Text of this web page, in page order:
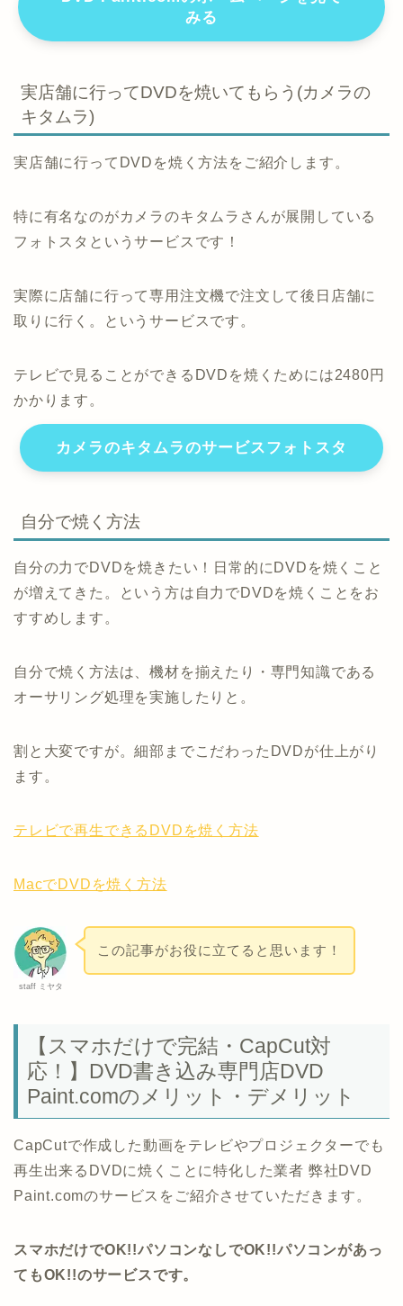
みる
実店舗に行ってDVDを焼いてもらう(カメラの
キタムラ)
実店舗に行ってDVDを焼く方法をご紹介します。
特に有名なのがカメラのキタムラさんが展開している
フォトスタというサービスです！
実際に店舗に行って専用注文機で注文して後日店舗に
取りに行く。というサービスです。
テレビで見ることができるDVDを焼くためには2480円
かかります。
カメラのキタムラのサービスフォトスタ
自分で焼く方法
自分の力でDVDを焼きたい！日常的にDVDを焼くこと
が増えてきた。という方は自力でDVDを焼くことをお
すすめします。
自分で焼く方法は、機材を揃えたり・専門知識である
オーサリング処理を実施したりと。
割と大変ですが。細部までこだわったDVDが仕上がり
ます。
テレビで再生できるDVDを焼く方法
MacでDVDを焼く方法
staff ミヤタ
この記事がお役に立てると思います！
【スマホだけで完結・CapCut対
応！】DVD書き込み専門店DVD
Paint.comのメリット・デメリット
CapCutで作成した動画をテレビやプロジェクターでも
再生出来るDVDに焼くことに特化した業者 弊社DVD
Paint.comのサービスをご紹介させていただきます。
スマホだけでOK!!パソコンなしでOK!!パソコンがあっ
てもOK!!のサービスです。